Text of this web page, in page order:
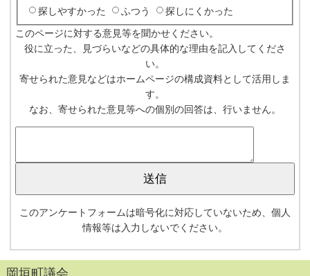
探しやすかった
ふつう 探しにくかった
このページに対する意見等を聞かせください。
役に立った、見づらいなどの具体的な理由を記入してくださ
い。
寄せられた意見などはホームページの構成資料として活用しま
す。
なお、寄せられた意見等への個別の回答は、行いません。
このアンケートフォームは暗号化に対応していないため、個人
情報等は入力しないでください。
岡垣町議会